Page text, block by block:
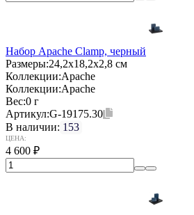
Набор Apache Clamp, черный
Размеры:24,2х18,2х2,8 см
Коллекции:Apache
Коллекции:Apache
Вес:0 г
Артикул:G-19175.30
В наличии: 153
ЦЕНА:
4 600 ₽